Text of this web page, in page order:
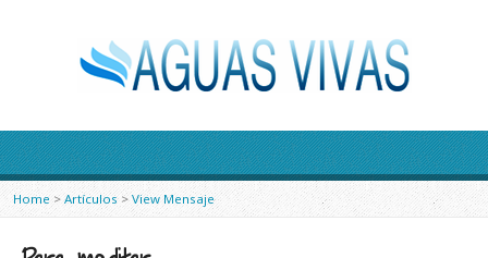
Home > Artículos > View Mensaje